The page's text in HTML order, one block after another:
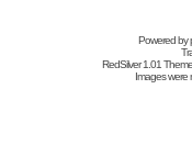
Powered by
RedSilver 1.01
Images were